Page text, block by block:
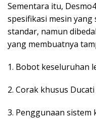
Sementara itu,
spesifikasi mesin yang
standar, namun
yang membuatnya
1. Bobot keseluruhan
2. Corak khusus
3. Penggunaan